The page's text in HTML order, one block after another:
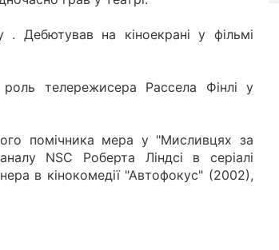
. Дебютував на кіноекрані у фільмі
телережисера Рассела Фінлі у
помічника мера у "Мисливцях за
NSC Роберта Ліндсі в серіалі
в кінокомедії "Автофокус" (2002),